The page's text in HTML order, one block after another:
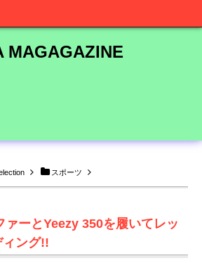
スポーツ
ァーとYeezy 350を履いてレッ
ィング!!